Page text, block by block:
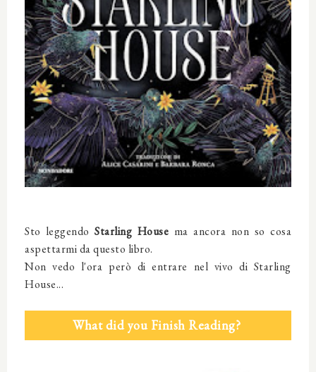
Sto leggendoStarling House ma ancora non so cosa
aspettarmi da questo libro.
Non vedo l'ora però di entrare nel vivo di Starling
House...
What did you Finish Reading?